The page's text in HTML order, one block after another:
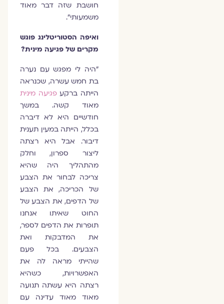
חושבת שזה דבר מאוד
משמעותי".
ואיפה הסטוריטלינג פוגש
מקרים של פגיעה מינית?
"היה לי מפגש עם נערה
בת חמש עשרה, שכנראה
הייתה ברקעפגיעה מינית
מאוד קשה. במשך
חודשיים היא לא דיברה
בכלל, הייתה במעין תענית
דיבור. אבל היא רצתה
ליצור ספרון, וחלק
מהתהליך היה שהיא
צריכה לבחור את הצבע
של הכריכה, את הצבע
של הדפים, את הצבע של
החוט שאיתו אנחנו
תופרות את הדפים לספר,
את המדבקות ואת
הצבעים. בכל פעם
שהייתי מראה לה את
האפשרויות, כשהיא
רצתה היא עשתה תנועה
מאוד מאוד עדינה עם